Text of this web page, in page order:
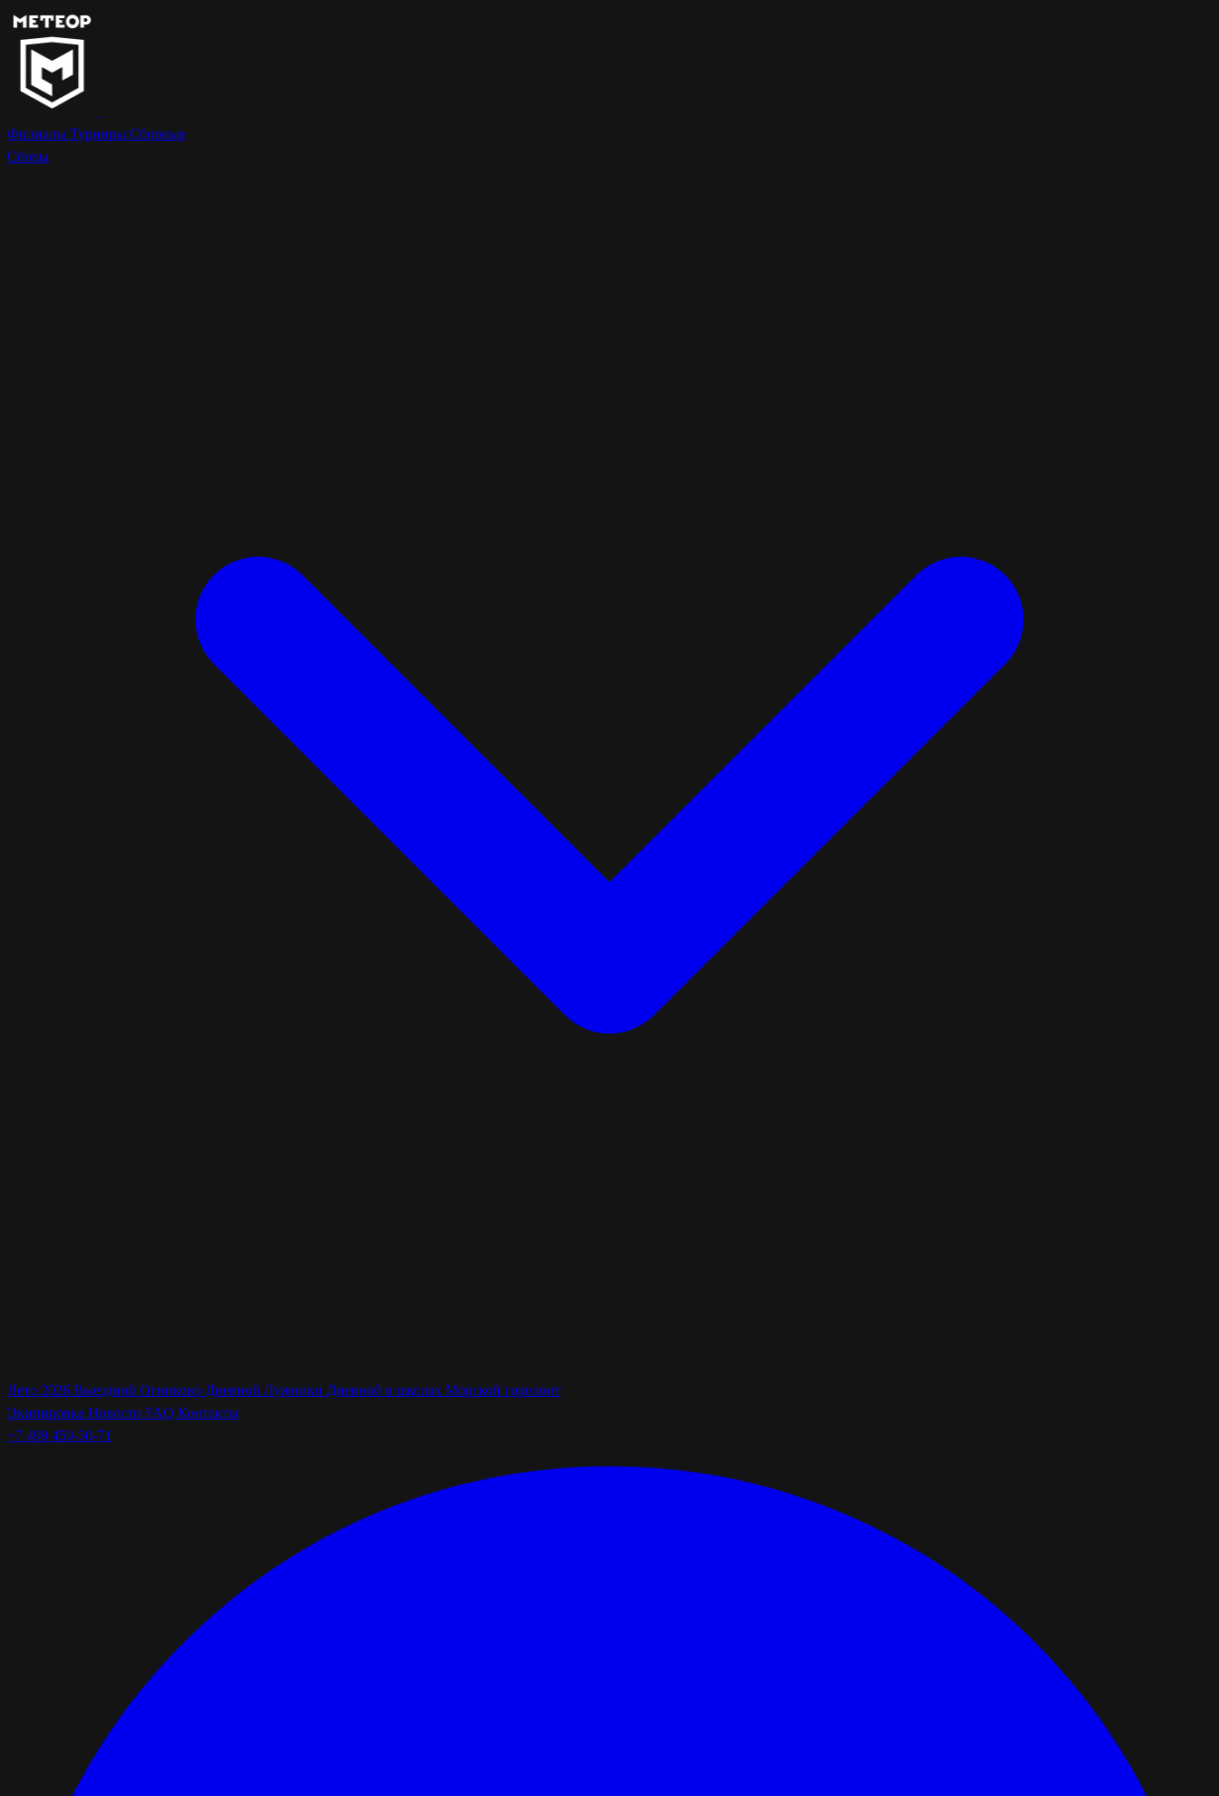
Филиалы Турниры Сборные
Сборы
Лето 2026 Выездной Огниково Дневной Лужники Дневной в школах Морской горизонт
Экипировка Новости FAQ Контакты
+7 499 450-50-71